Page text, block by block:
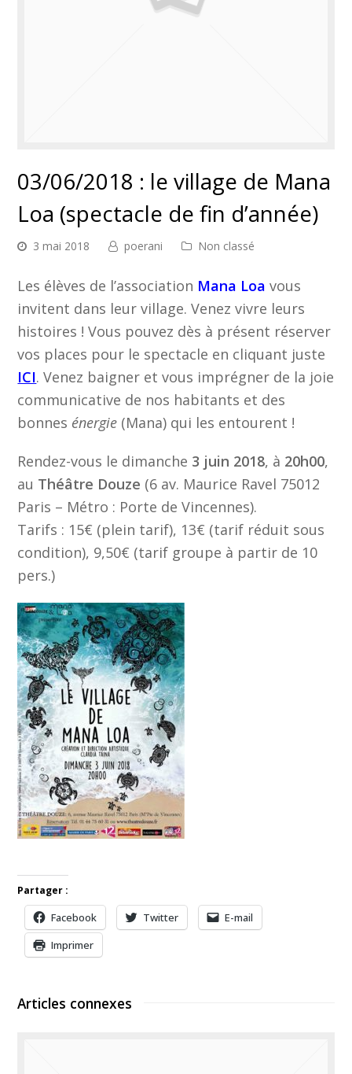
03/06/2018 : le village de Mana
Loa (spectacle de fin d’année)
3 mai 2018 poerani Non classé
Les élèves de l’association Mana Loa vous
invitent dans leur village. Venez vivre leurs
histoires ! Vous pouvez dès à présent réserver
vos places pour le spectacle en cliquant juste
ICI. Venez baigner et vous imprégner de la joie
communicative de nos habitants et des
bonnes énergie (Mana) qui les entourent !
Rendez-vous le dimanche 3 juin 2018, à 20h00,
au Théâtre Douze (6 av. Maurice Ravel 75012
Paris – Métro : Porte de Vincennes).
Tarifs : 15€ (plein tarif), 13€ (tarif réduit sous
condition), 9,50€ (tarif groupe à partir de 10
pers.)
Partager :
Facebook Twitter
E-mail
Imprimer
Articles connexes